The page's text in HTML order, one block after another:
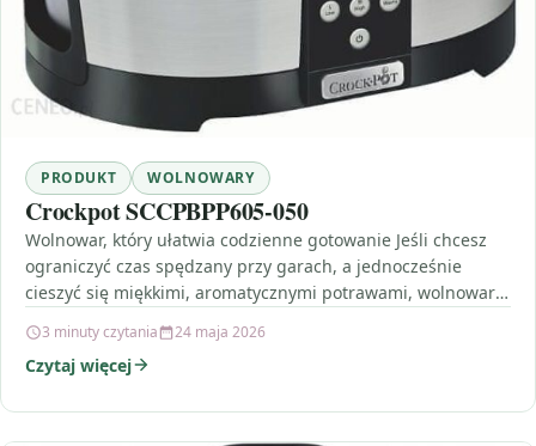
PRODUKT WOLNOWARY
Crockpot SCCPBPP605-050
Wolnowar, który ułatwia codzienne gotowanie Jeśli chcesz
ograniczyć czas spędzany przy garach, a jednocześnie
cieszyć się miękkimi, aromatycznymi potrawami, wolnowar
3 minuty czytania 24 maja 2026
Czytaj więcej